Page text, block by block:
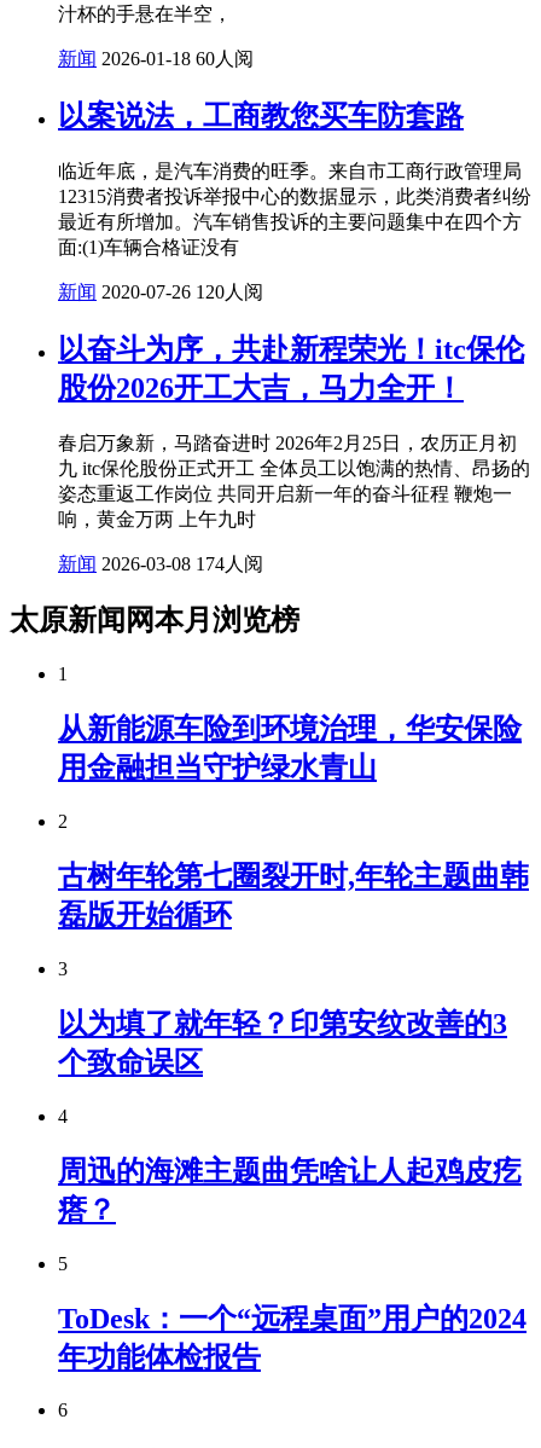
汁杯的手悬在半空，
新闻 2026-01-18 60人阅
以案说法，工商教您买车防套路
临近年底，是汽车消费的旺季。来自市工商行政管理局
12315消费者投诉举报中心的数据显示，此类消费者纠纷
最近有所增加。汽车销售投诉的主要问题集中在四个方
面:(1)车辆合格证没有
新闻 2020-07-26 120人阅
以奋斗为序，共赴新程荣光！itc保伦
股份2026开工大吉，马力全开！
春启万象新，马踏奋进时 2026年2月25日，农历正月初
九 itc保伦股份正式开工 全体员工以饱满的热情、昂扬的
姿态重返工作岗位 共同开启新一年的奋斗征程 鞭炮一
响，黄金万两 上午九时
新闻 2026-03-08 174人阅
太原新闻网本月浏览榜
1
从新能源车险到环境治理，华安保险
用金融担当守护绿水青山
2
古树年轮第七圈裂开时,年轮主题曲韩
磊版开始循环
3
以为填了就年轻？印第安纹改善的3
个致命误区
4
周迅的海滩主题曲凭啥让人起鸡皮疙
瘩？
5
ToDesk：一个“远程桌面”用户的2024
年功能体检报告
6